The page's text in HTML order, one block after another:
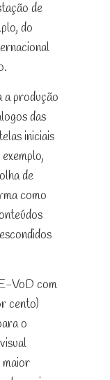
de
do
a produção
das
iniciais
de
como
VoD com
cento)
o